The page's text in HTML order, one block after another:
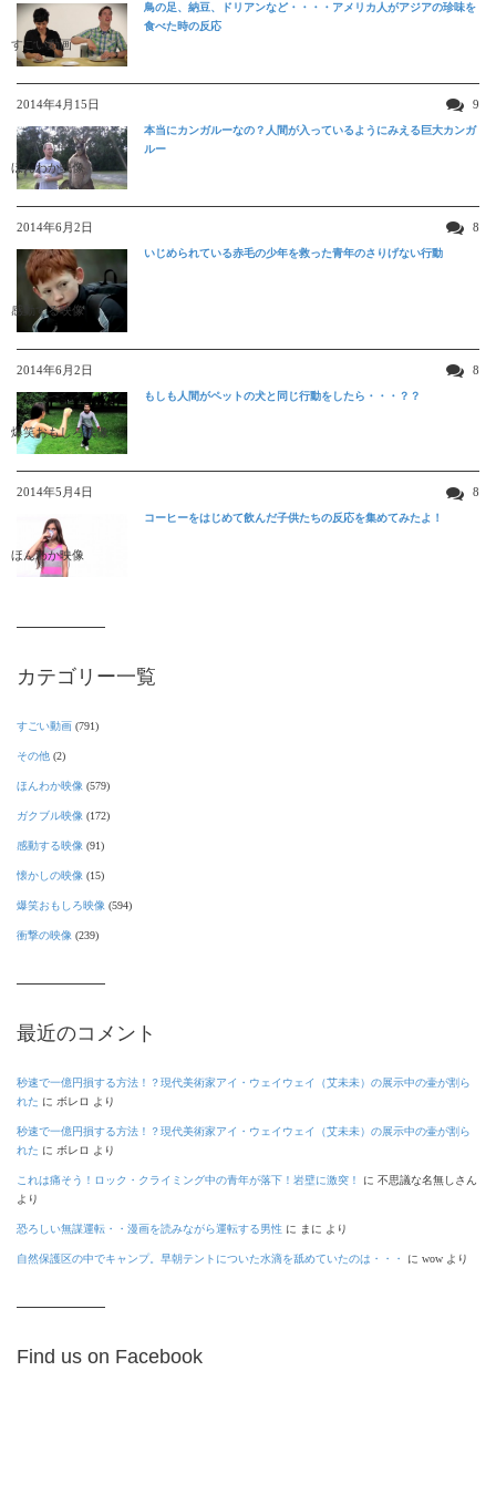
すごい動画
鳥の足、納豆、ドリアンなど・・・・アメリカ人がアジアの珍味を
食べた時の反応
2014年4月15日 9
ほんわか映像
本当にカンガルーなの？人間が入っているようにみえる巨大カンガ
ルー
2014年6月2日 8
感動する映像
いじめられている赤毛の少年を救った青年のさりげない行動
2014年6月2日 8
爆笑おもしろ映像
もしも人間がペットの犬と同じ行動をしたら・・・？？
2014年5月4日 8
ほんわか映像
コーヒーをはじめて飲んだ子供たちの反応を集めてみたよ！
カテゴリー一覧
すごい動画 (791)
その他 (2)
ほんわか映像 (579)
ガクブル映像 (172)
感動する映像 (91)
懐かしの映像 (15)
爆笑おもしろ映像 (594)
衝撃の映像 (239)
最近のコメント
秒速で一億円損する方法！？現代美術家アイ・ウェイウェイ（艾未未）の展示中の壷が割ら
れた に ボレロ より
秒速で一億円損する方法！？現代美術家アイ・ウェイウェイ（艾未未）の展示中の壷が割ら
れた に ボレロ より
これは痛そう！ロック・クライミング中の青年が落下！岩壁に激突！ に 不思議な名無しさん
より
恐ろしい無謀運転・・漫画を読みながら運転する男性 に まに より
自然保護区の中でキャンプ。早朝テントについた水滴を舐めていたのは・・・ に wow より
Find us on Facebook